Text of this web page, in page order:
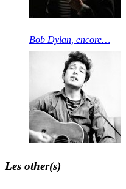
Bob Dylan, encore…
Les other(s)